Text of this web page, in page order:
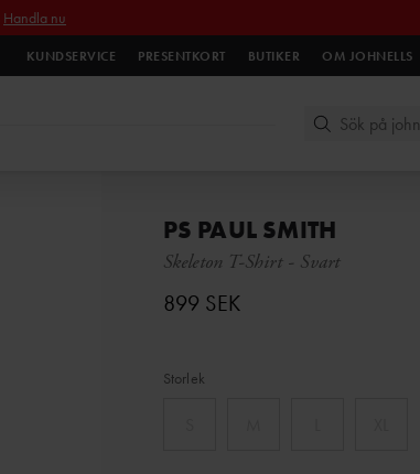
Handla nu
KUNDSERVICE PRESENTKORT BUTIKER OM JOHNELLS
PS PAUL SMITH
Skeleton T-Shirt - Svart
899 SEK
Storlek